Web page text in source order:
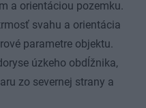
a orientáciou pozemku.
svahu a orientácia
parametre objektu.
úzkeho obdĺžnika,
zo severnej strany a